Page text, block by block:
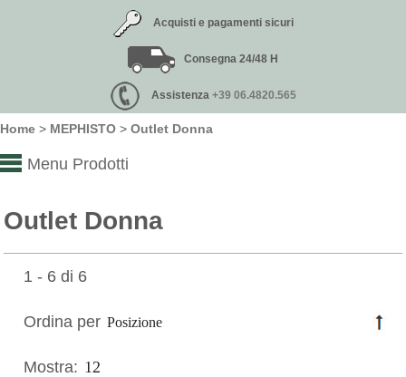
Acquisti e pagamenti sicuri
Consegna 24/48 H
Assistenza +39 06.4820.565
Home > MEPHISTO > Outlet Donna
Menu Prodotti
Outlet Donna
1 - 6 di 6
Ordina per
Mostra: